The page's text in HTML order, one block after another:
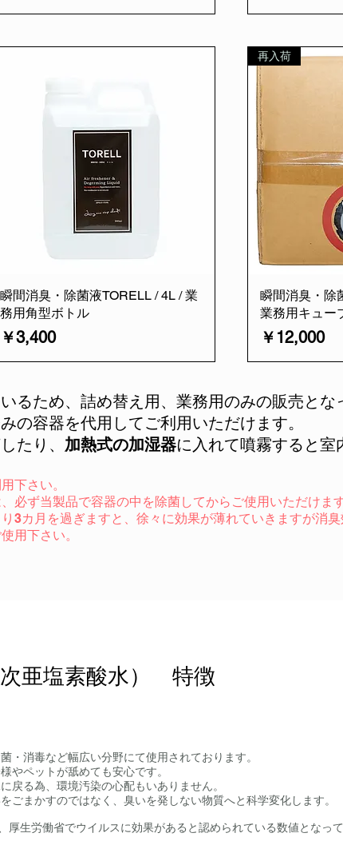
瞬間消臭・除菌液TORELL / 4L / 業
務用角型ボトル
価格
￥3,400
再入荷
瞬間消臭・除
業務用キュー
価格
￥12,000
るため、詰め替え用、業務用のみの販売とな
の容器を代用してご利用いただけます。
たり、 加熱式の加湿器に入れて噴霧すると
下さい。
必ず当製品で容器の中を除菌してからご使用いただけま
3カ月を過ぎますと、徐々に効果が薄れていきますが消
用下さい。
亜塩素酸水） 特徴
・消毒など幅広い分野にて使用されております。
やペットが舐めても安心です。
戻る為、環境汚染の心配もいありません。
まかすのではなく、臭いを発しない物質へと科学変化します。
生労働省でウイルスに効果があると認められている数値となって